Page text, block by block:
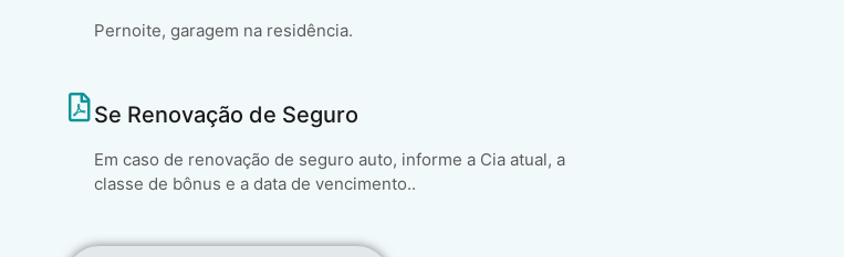
Pernoite, garagem na residência.
Se Renovação de Seguro
Em caso de renovação de seguro auto, informe a Cia atual, a
classe de bônus e a data de vencimento..